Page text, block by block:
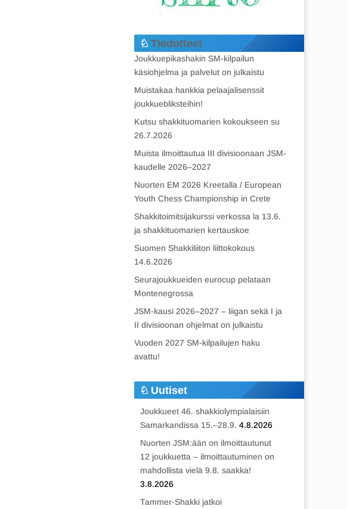
Tiedotteet
Joukkuepikashakin SM-kilpailun
käsiohjelma ja palvelut on julkaistu
Muistakaa hankkia pelaajalisenssit
joukkuebliksteihin!
Kutsu shakkituomarien kokoukseen su
26.7.2026
Muista ilmoittautua III divisioonaan JSM-
kaudelle 2026–2027
Nuorten EM 2026 Kreetalla / European
Youth Chess Championship in Crete
Shakkitoimitsijakurssi verkossa la 13.6.
ja shakkituomarien kertauskoe
Suomen Shakkiliiton liittokokous
14.6.2026
Seurajoukkueiden eurocup pelataan
Montenegrossa
JSM-kausi 2026–2027 – liigan sekä I ja
II divisioonan ohjelmat on julkaistu
Vuoden 2027 SM-kilpailujen haku
avattu!
Uutiset
Joukkueet 46. shakkiolympialaisiin
Samarkandissa 15.–28.9. 4.8.2026
Nuorten JSM:ään on ilmoittautunut
12 joukkuetta – ilmoittautuminen on
mahdollista vielä 9.8. saakka!
3.8.2026
Tammer-Shakki jatkoi